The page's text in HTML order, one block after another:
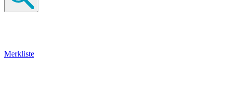
Merkliste